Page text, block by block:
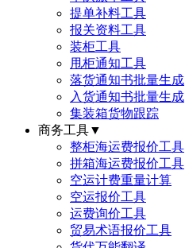
提单补料工具
报关资料工具
装柜工具
甩柜通知工具
落货通知书批量生成
入货通知书批量生成
集装箱货物跟踪
商务工具▼
整柜海运费报价工具
拼箱海运费报价工具
空运计费重量计算
空运报价工具
运费询价工具
贸易术语报价工具